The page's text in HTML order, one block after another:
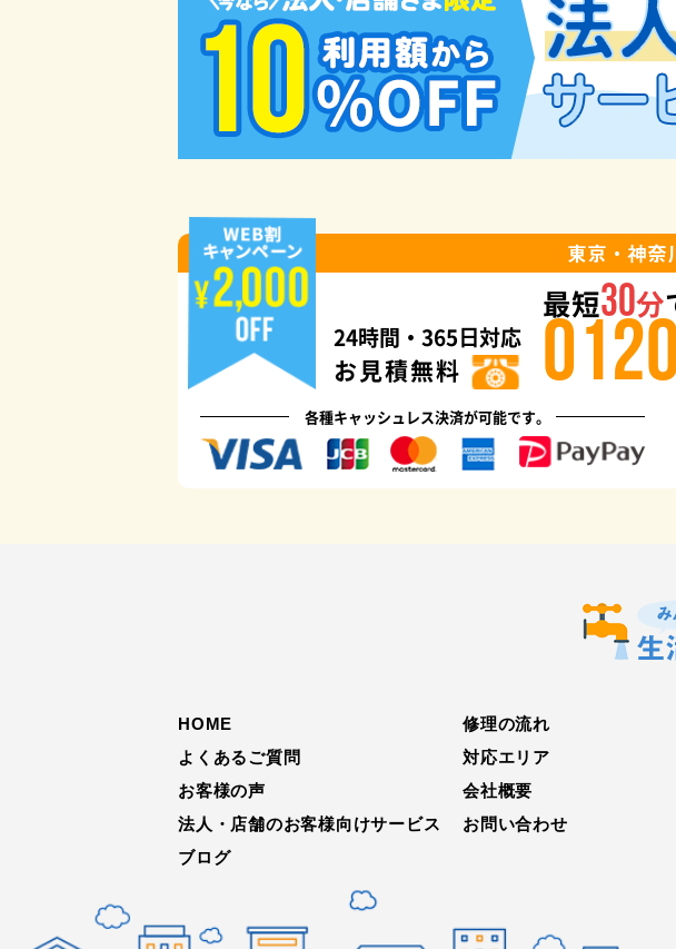
東京・神奈
24時間・365⽇対応
お見積無料
最短30分
各種キャッシュレス決済が可能です。
HOME
よくあるご質問
お客様の声
法人・店舗のお客様向けサービス
ブログ
修理の流れ
対応エリア
会社概要
お問い合わせ